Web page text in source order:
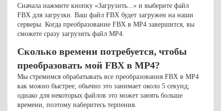
Сначала нажмите кнопку «Загрузить...» и выберите файл
FBX для загрузки. Ваш файл FBX будет загружен на наши
серверы. Когда преобразование FBX в MP4 завершится, вы
сможете сразу загрузить файл MP4.
Сколько времени потребуется, чтобы
преобразовать мой FBX в MP4?
Мы стремимся обрабатывать все преобразования FBX в MP4
как можно быстрее; обычно это занимает около 5 секунд;
однако для некоторых файлов это может занять больше
времени, поэтому наберитесь терпения.